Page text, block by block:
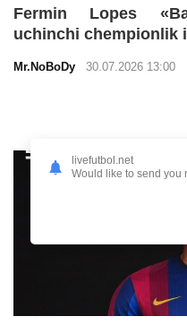
Fermin Lopes
uchinchi chempionlik
Mr.NoBoDy 30.07.2026 13:00
livefutbol.net
Would like to send you